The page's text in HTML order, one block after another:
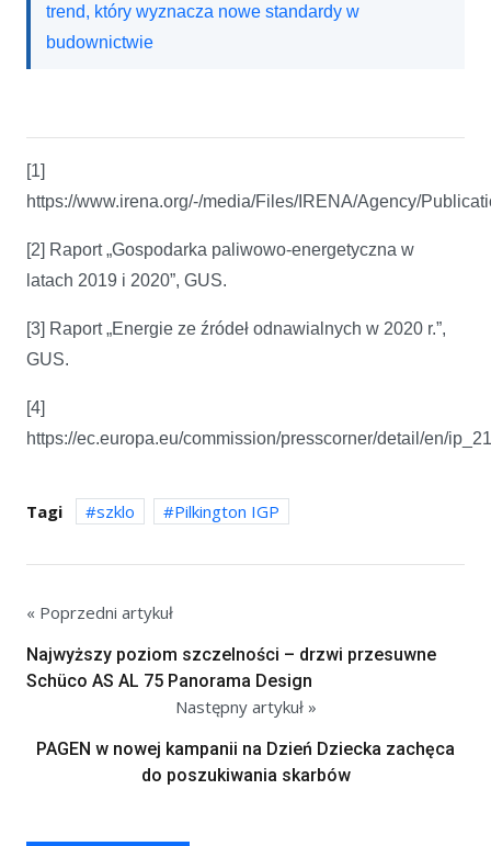
trend, który wyznacza nowe standardy w
budownictwie
[1]
https://www.irena.org/-/media/Files/IRENA/Agency/
[2] Raport „Gospodarka paliwowo-energetyczna w
latach 2019 i 2020”, GUS.
[3] Raport „Energie ze źródeł odnawialnych w 2020 r.”,
GUS.
[4]
https://ec.europa.eu/commission/presscorner/detail/en/
Tagi szklo Pilkington IGP
« Poprzedni artykuł
Najwyższy poziom szczelności – drzwi przesuwne
Schüco AS AL 75 Panorama Design
Następny artykuł »
PAGEN w nowej kampanii na Dzień Dziecka zachęca
do poszukiwania skarbów